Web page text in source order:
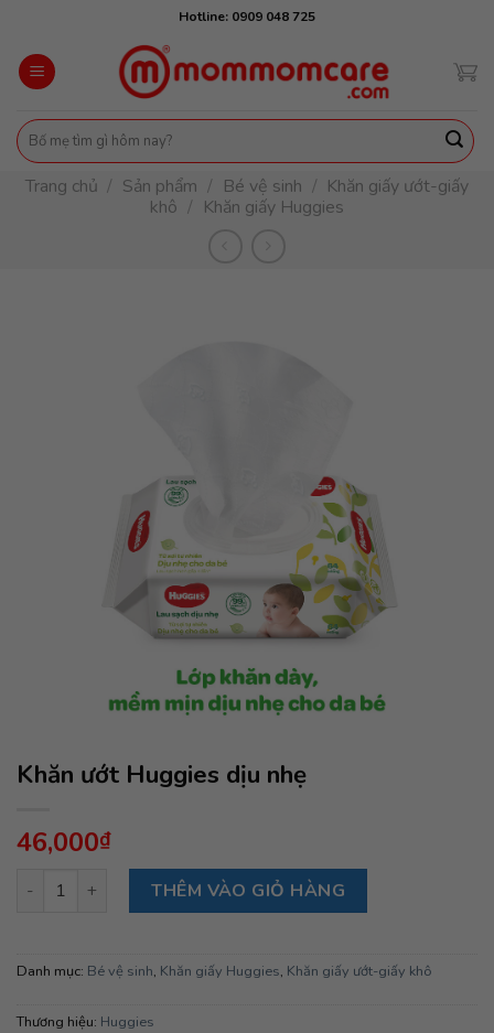
content
Hotline: 0909 048 725
Tìm
kiếm:
Trang chủ / Sản phẩm / Bé vệ sinh / Khăn giấy ướt-giấy
khô / Khăn giấy Huggies
Khăn ướt Huggies dịu nhẹ
46,000₫
Khăn ướt Huggies dịu nhẹ số lượng
THÊM VÀO GIỎ HÀNG
Danh mục: Bé vệ sinh, Khăn giấy Huggies, Khăn giấy ướt-giấy khô
Thương hiệu: Huggies